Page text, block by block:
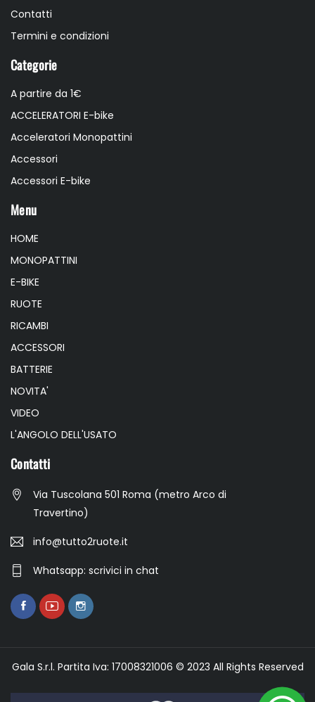
Contatti
Termini e condizioni
Categorie
A partire da 1€
ACCELERATORI E-bike
Acceleratori Monopattini
Accessori
Accessori E-bike
Menu
HOME
MONOPATTINI
E-BIKE
RUOTE
RICAMBI
ACCESSORI
BATTERIE
NOVITA'
VIDEO
L'ANGOLO DELL'USATO
Contatti
Via Tuscolana 501 Roma (metro Arco di
Travertino)
info@tutto2ruote.it
Whatsapp: scrivici in chat
Gala S.r.l. Partita Iva: 17008321006 © 2023 All Rights Reserved